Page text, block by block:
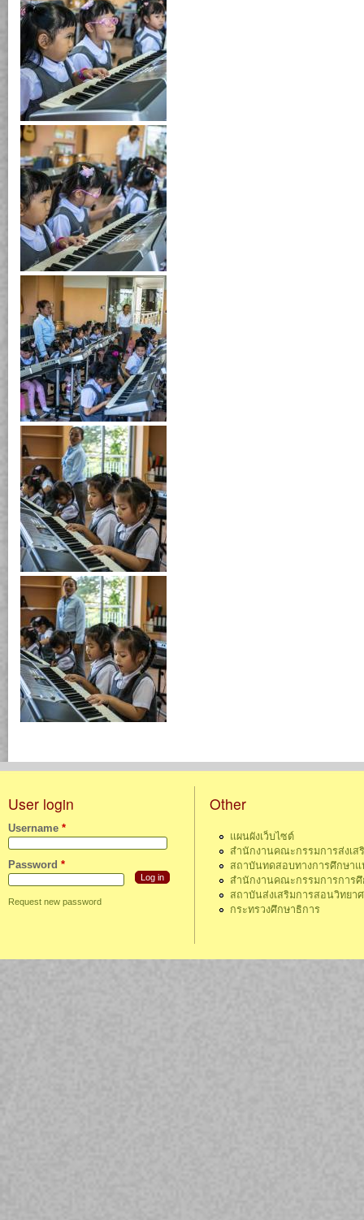
User login
Username *
Password *
Request new password
Other
แผนผังเว็บไซต์
สำนักงานคณะกรรมการส่งเ
สถาบันทดสอบทางการศึกษา
สำนักงานคณะกรรมการการ
สถาบันส่งเสริมการสอนวิทยา
กระทรวงศึกษาธิการ